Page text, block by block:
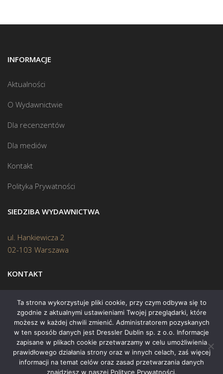
INFORMACJE
Aktualności
O Wydawnictwie
Dla recenzentów
Dla mediów
Kontakt
Polityka Prywatności
SIEDZIBA WYDAWNICTWA
ul. Hankiewicza 2
02-103 Warszawa
KONTAKT
Biuro:(22) 45 70 402
Mail:biuro@swiatksiazki.pl
Ta strona wykorzystuje pliki cookie, przy czym odbywa się to
zgodnie z aktualnymi ustawieniami Twojej przeglądarki, które
możesz w każdej chwili zmienić. Administratorem pozyskanych
w ten sposób danych jest Dressler Dublin sp. z o.o. Informacje
zapisane w plikach cookie przetwarzamy w celu umożliwienia
prawidłowego działania strony oraz w innych celach, zaś więcej
informacji na temat celów oraz zasad przetwarzania danych
znajdziesz w naszej Polityce Prywatności.